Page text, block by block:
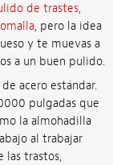
de trastes,
, pero la idea
y te muevas a
a un buen pulido.
acero estándar.
pulgadas que
la almohadilla
al trabajar
las trastos,